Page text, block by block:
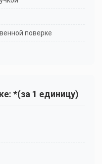
поверке
*(за 1 единицу)